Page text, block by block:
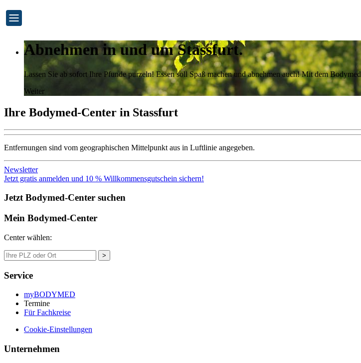
Abnehmen in und um Stassfurt.
Lassen Sie ab sofort Ihre Pfunde purzeln! Essen soll Spaß machen und abnehmen auch! Mit dem
Weiter
Ihre Bodymed-Center in Stassfurt
Entfernungen sind vom geographischen Mittelpunkt aus in Luftlinie angegeben.
Newsletter
Jetzt gratis anmelden und 10 % Willkommensgutschein sichern!
Jetzt Bodymed-Center suchen
Mein Bodymed-Center
Center wählen:
>
Service
myBODYMED
Termine
Für Fachkreise
Cookie-Einstellungen
Unternehmen